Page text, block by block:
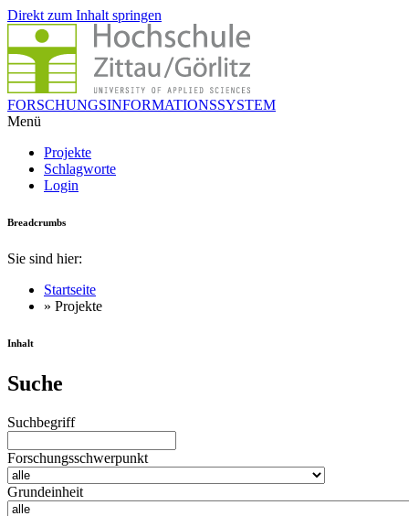
Direkt zum Inhalt springen
FORSCHUNGSINFORMATIONSSYSTEM
Menü
Projekte
Schlagworte
Login
Breadcrumbs
Sie sind hier:
Startseite
» Projekte
Inhalt
Suche
Suchbegriff
Forschungsschwerpunkt
Grundeinheit